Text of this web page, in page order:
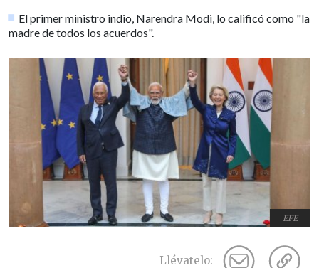
El primer ministro indio, Narendra Modi, lo calificó como "la
madre de todos los acuerdos".
EFE
Llévatelo: